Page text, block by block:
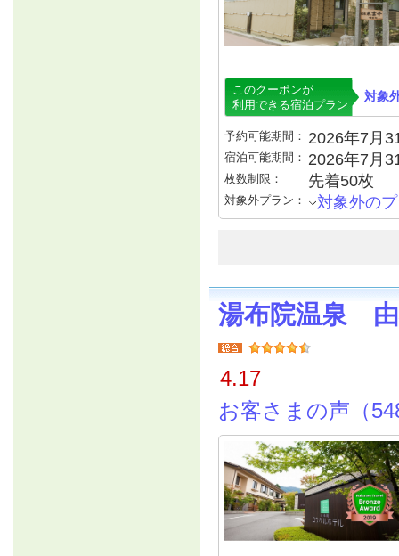
このクーポンが
利用できる宿泊プラン
対象
予約可能期間： 2026年7月
宿泊可能期間： 2026年7月
枚数制限： 先着50枚
対象外プラン： 対象外の
湯布院温泉
4.17
お客さまの声（